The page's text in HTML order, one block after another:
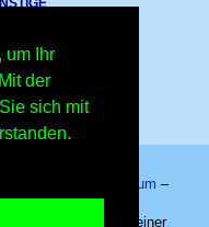
um Ihr
der
sich mit
Impressum –
Kontakt
Copyright © 2026 Kleiner